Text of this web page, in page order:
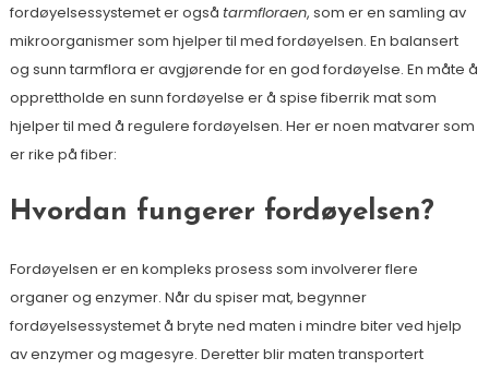
fordøyelsessystemet er også tarmfloraen, som er en samling av
mikroorganismer som hjelper til med fordøyelsen. En balansert
og sunn tarmflora er avgjørende for en god fordøyelse. En måte å
opprettholde en sunn fordøyelse er å spise fiberrik mat som
hjelper til med å regulere fordøyelsen. Her er noen matvarer som
er rike på fiber:
Hvordan fungerer fordøyelsen?
Fordøyelsen er en kompleks prosess som involverer flere
organer og enzymer. Når du spiser mat, begynner
fordøyelsessystemet å bryte ned maten i mindre biter ved hjelp
av enzymer og magesyre. Deretter blir maten transportert